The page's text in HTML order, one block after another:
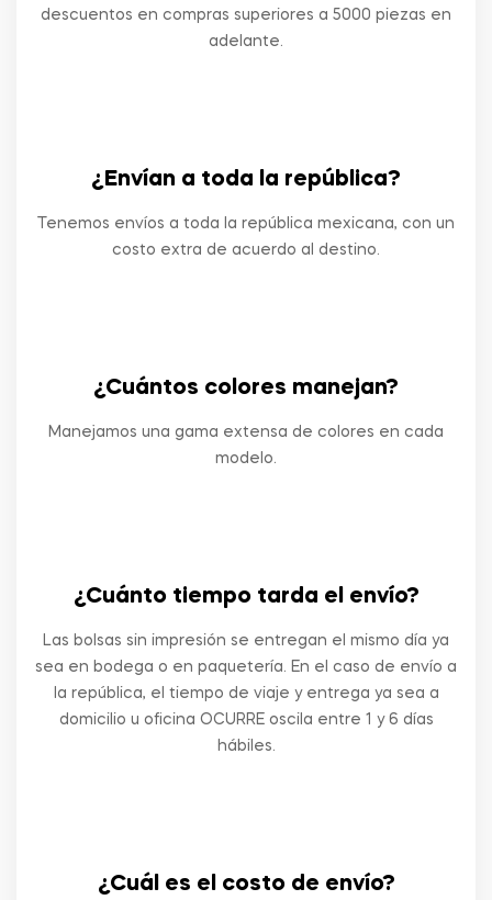
descuentos en compras superiores a 5000 piezas en
adelante.
¿Envían a toda la república?
Tenemos envíos a toda la república mexicana, con un
costo extra de acuerdo al destino.
¿Cuántos colores manejan?
Manejamos una gama extensa de colores en cada
modelo.
¿Cuánto tiempo tarda el envío?
Las bolsas sin impresión se entregan el mismo día ya
sea en bodega o en paquetería. En el caso de envío a
la república, el tiempo de viaje y entrega ya sea a
domicilio u oficina OCURRE oscila entre 1 y 6 días
hábiles.
¿Cuál es el costo de envío?